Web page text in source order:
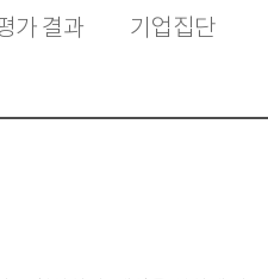
가 결과 기업집단